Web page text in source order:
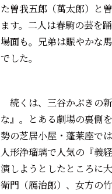
た曽我五郎（萬太郎）と
ます。二人は春駒の芸を
場面も。兄弟は賑やかな
でした。
続くは、三谷かぶきの
な』。とある劇場の裏側
勢の芝居小屋・蓬莱座で
人形浄瑠璃で人気の『義
演しようとしたところに
衛門（鴈治郎）、女方の